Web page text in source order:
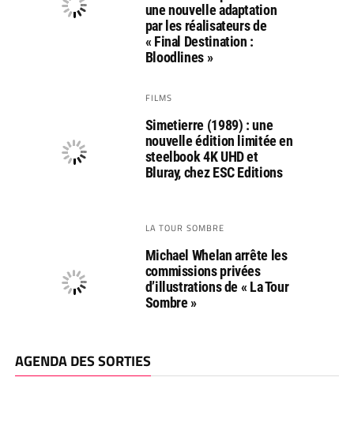
une nouvelle adaptation
par les réalisateurs de
« Final Destination :
Bloodlines »
FILMS
Simetierre (1989) : une
nouvelle édition limitée en
steelbook 4K UHD et
Bluray, chez ESC Editions
LA TOUR SOMBRE
Michael Whelan arrête les
commissions privées
d’illustrations de « La Tour
Sombre »
AGENDA DES SORTIES